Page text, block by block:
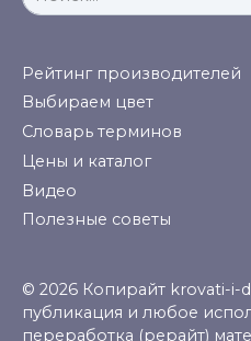
for:
Рейтинг производителей
Выбираем цвет
Словарь терминов
Цены и каталог
Видео
Полезные советы
© 2026 Копирайт krovati-i-
публикация и любое
переработка (рерайт)